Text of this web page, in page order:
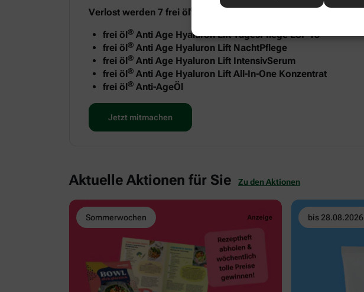
Verlost werden 7 frei öl®
frei öl® Anti Age Hyaluron Lift TagesPflege LSF 15
frei öl® Anti Age Hyaluron Lift NachtPflege
frei öl® Anti Age Hyaluron Lift IntensivSerum
frei öl® Anti Age Hyaluron Lift All-In-One Konzentrat
frei öl® Anti-AgeÖl
Jetzt mitmachen
Aktuelle Aktionen für Sie Zu den Aktionen
Sommerwochen bis 28.08.2026